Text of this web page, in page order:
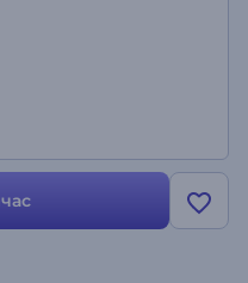
красивыми
промо книги”. Загрузите
презентацию книжной